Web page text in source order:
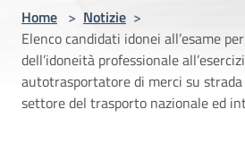
Home > Notizie >
Elenco candidati idonei all’esame
dell’idoneità professionale
autotrasportatore di merci su
settore del trasporto nazionale ed